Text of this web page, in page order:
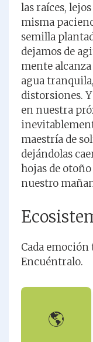
las raíces,
misma
semilla
dejamos de
mente
agua
distorsiones.
en nuestra
maestría de
dejándolas
hojas de
nuestro
Cada
Encuéntralo.
🌎
Las Raíces